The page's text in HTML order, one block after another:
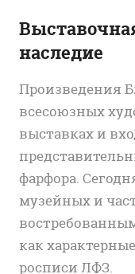
наследие
Произведения
всесоюзных
выставках и
фарфора.
музейных и
как
росписи ЛФЗ.